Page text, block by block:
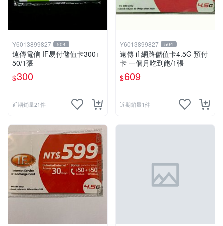
Y6013899827 504
遠傳電信 IF易付儲值卡300+
50/1張
$300
近期銷量21件
Y6013899827 504
遠傳 if 網路儲值卡4.5G 預付
卡 一個月吃到飽/1張
$609
近期銷量1件